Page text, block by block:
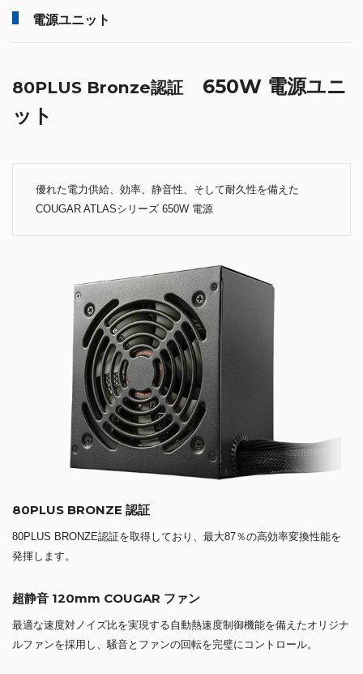
電源ユニット
80PLUS Bronze認証 650W 電源ユニ
ット
優れた電力供給、効率、静音性、そして耐久性を備えた
COUGAR ATLASシリーズ 650W 電源
80PLUS BRONZE 認証
80PLUS BRONZE認証を取得しており、最大87％の高効率変換性能を
発揮します。
超静音 120mm COUGAR ファン
最適な速度対ノイズ比を実現する自動熱速度制御機能を備えたオリジナ
ルファンを採用し、騒音とファンの回転を完璧にコントロール。